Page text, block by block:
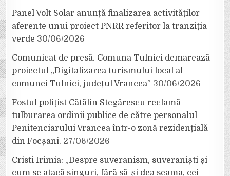
Panel Volt Solar anunță finalizarea activităților
aferente unui proiect PNRR referitor la tranziția
verde 30/06/2026
Comunicat de presă. Comuna Tulnici demarează
proiectul „Digitalizarea turismului local al
comunei Tulnici, județul Vrancea” 30/06/2026
Fostul polițist Cătălin Stegărescu reclamă
tulburarea ordinii publice de către personalul
Penitenciarului Vrancea într-o zonă rezidențială
din Focșani. 27/06/2026
Cristi Irimia: „Despre suveranism, suveraniști și
cum se atacă singuri, fără să-și dea seama, cei